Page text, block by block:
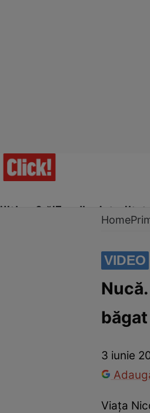
Ultima Oră!Trending Actualitate
Românii au
Home
VIDEO
3 iunie
Viața